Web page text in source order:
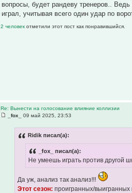
вопросы, будет рандеву тренеров..
играл, учитывая всего один удар по
2 человекотметили этот пост как понравившийся.
Re: Вынести на голосование влияние коллизии
_fox_
09 май 2025, 23:53
Ridik писал(а):
_fox_ писал(а):
Не умеешь играть против другой
Да уж, анализ так анализ!!!
Этот сезон: проигранных/выигранных